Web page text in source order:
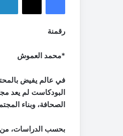
رقمنة
*محمد العموش
في عالم يفيض
البودكاست لم يعد
الصحافة، وبناء